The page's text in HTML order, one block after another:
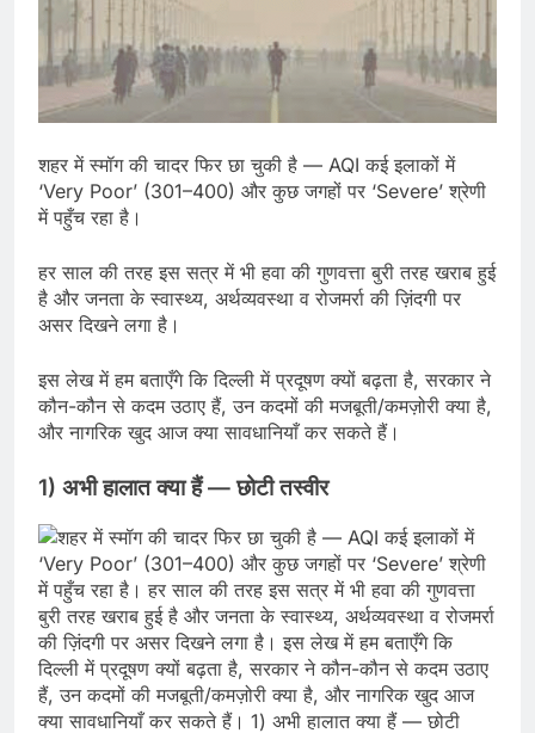
शहर में स्मॉग की चादर फिर छा चुकी है — AQI कई इलाकों में
‘Very Poor’ (301–400) और कुछ जगहों पर ‘Severe’ श्रेणी
में पहुँच रहा है।
हर साल की तरह इस सत्र में भी हवा की गुणवत्ता बुरी तरह खराब हुई
है और जनता के स्वास्थ्य, अर्थव्यवस्था व रोजमर्रा की ज़िंदगी पर
असर दिखने लगा है।
इस लेख में हम बताएँगे कि दिल्ली में प्रदूषण क्यों बढ़ता है, सरकार ने
कौन-कौन से कदम उठाए हैं, उन कदमों की मजबूती/कमज़ोरी क्या है,
और नागरिक खुद आज क्या सावधानियाँ कर सकते हैं।
1) अभी हालात क्या हैं — छोटी तस्वीर